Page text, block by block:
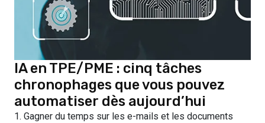
IA en TPE/PME : cinq tâches
chronophages que vous pouvez
automatiser dès aujourd’hui
1. Gagner du temps sur les e-mails et les documents